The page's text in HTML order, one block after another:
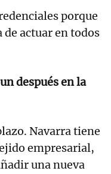
porque
actuar en todos
después en la
Navarra tiene
empresarial,
una nueva